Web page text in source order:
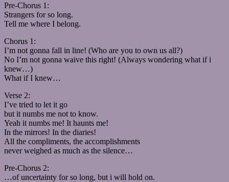
Pre-Chorus 1:
Strangers for so long.
Tell me where I belong.
Chorus 1:
I’m not gonna fall in line! (Who are you to own us all?)
No I’m not gonna waive this right! (Always wondering what if i
knew…)
What if I knew…
Verse 2:
I’ve tried to let it go
but it numbs me not to know.
Yeah it numbs me! It haunts me!
In the mirrors! In the diaries!
All the compliments, the accomplishments
never weighed as much as the silence…
Pre-Chorus 2:
…of uncertainty for so long, but i will hold on.